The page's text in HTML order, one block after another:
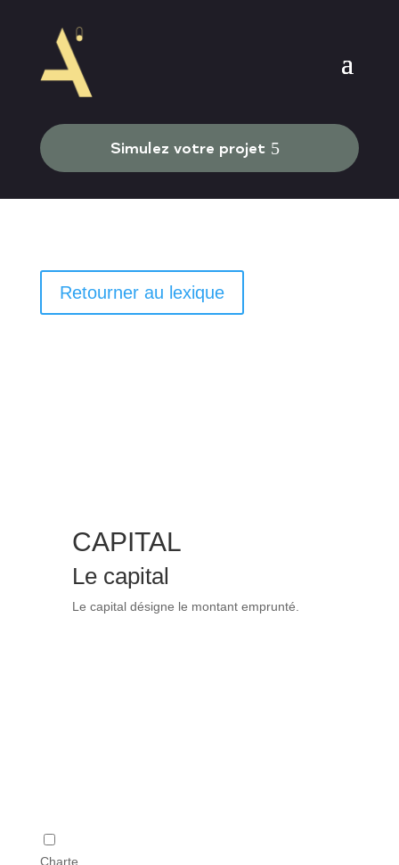
Simulez votre projet
Retourner au lexique
CAPITAL
Le capital
Le capital désigne le montant emprunté.
Charte